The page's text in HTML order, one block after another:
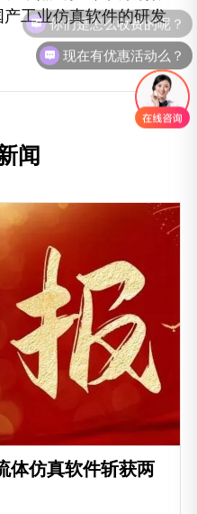
工业仿真软件的研发
闻
体仿真软件斩获两
你们是怎么收费的呢？
现在有优惠活动么？